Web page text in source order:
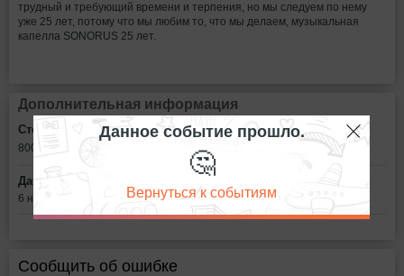
трудный и требующий времени и терпения, но мы следуем по нему
уже 25 лет, потому что мы любим то, что мы делаем, музыкальная
капелла SONORUS 25 лет.
Дополнительная информация
Стоимость билетов:
800 - 2600
Дата:
6 ноября в 19:00
Сообщить об ошибке
Данное событие прошло.
🤔
Вернуться к событиям